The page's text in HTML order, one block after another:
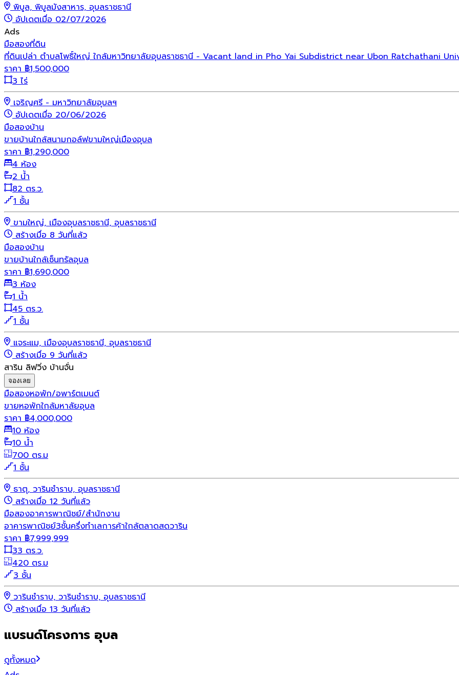
พิบูล, พิบูลมังสาหาร, อุบลราชธานี
อัปเดตเมื่อ 02/07/2026
Ads
มือสองที่ดิน
ที่ดินเปล่า ตำบลโพธิ์ใหญ่ ใกล้มหาวิทยาลัยอุบลราชธานี - Vacant land in Pho Yai Subdistrict near Ubon Ratchathani
ราคา ฿1,500,000
3 ไร่
เจริญศรี - มหาวิทยาลัยอุบลฯ
อัปเดตเมื่อ 20/06/2026
มือสองบ้าน
ขายบ้านใกล้สนามกอล์ฟขามใหญ่เมืองอุบล
ราคา ฿1,290,000
4 ห้อง
2 น้ำ
82 ตร.ว.
1 ชั้น
ขามใหญ่, เมืองอุบลราชธานี, อุบลราชธานี
สร้างเมื่อ 8 วันที่แล้ว
มือสองบ้าน
ขายบ้านใกล้เซ็นทรัลอุบล
ราคา ฿1,690,000
3 ห้อง
1 น้ำ
45 ตร.ว.
1 ชั้น
แจระแม, เมืองอุบลราชธานี, อุบลราชธานี
สร้างเมื่อ 9 วันที่แล้ว
สาริน ลิฟวิ่ง บ้านจั่น
จองเลย
มือสองหอพัก/อพาร์ตเมนต์
ขายหอพักใกล้มหาลัยอุบล
ราคา ฿4,000,000
10 ห้อง
10 น้ำ
700 ตร.ม
1 ชั้น
ธาตุ, วารินชำราบ, อุบลราชธานี
สร้างเมื่อ 12 วันที่แล้ว
มือสองอาคารพาณิชย์/สำนักงาน
อาคารพาณิชย์3ชั้นครึ่งทำเลการค้าใกล้ตลาดสดวาริน
ราคา ฿7,999,999
33 ตร.ว.
420 ตร.ม
3 ชั้น
วารินชำราบ, วารินชำราบ, อุบลราชธานี
สร้างเมื่อ 13 วันที่แล้ว
แบรนด์โครงการ อุบล
ดูทั้งหมด